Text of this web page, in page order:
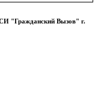
"Гражданский Вызов" г.